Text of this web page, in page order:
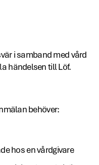
i samband med vård
händelsen till Löf.
behöver:
hos en vårdgivare